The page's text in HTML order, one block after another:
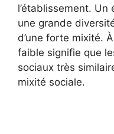
l’établissement.
une grande
d’une forte mixité.
faible signifie que
sociaux très
mixité sociale.